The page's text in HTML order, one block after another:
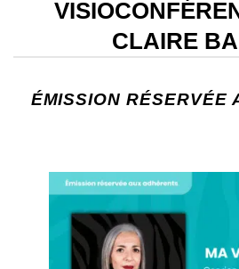
CLAIRE
ÉMISSION RÉSERVÉE